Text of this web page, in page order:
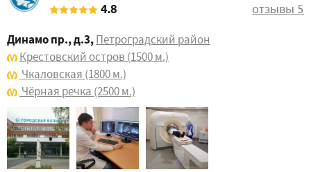
4.8 отзывы 5
Динамо пр., д.3,Петроградский район
Крестовский остров (1500 м.)
Чкаловская (1800 м.)
Чёрная речка (2500 м.)